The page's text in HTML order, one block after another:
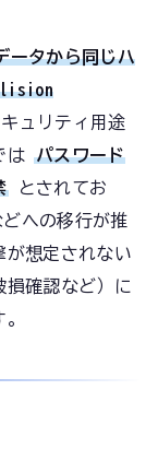
ータから同じハ
ュリティ用途
はパスワード
とされてお
への移行が推
が想定されない
損確認など）に